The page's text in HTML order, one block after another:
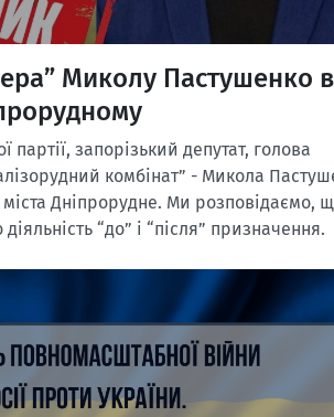
Миколу Пастушенко в
партії, запорізький депутат, голова
комбінат” - Микола
Дніпрорудне. Ми розповідаємо,
“до” і “після” призначення.